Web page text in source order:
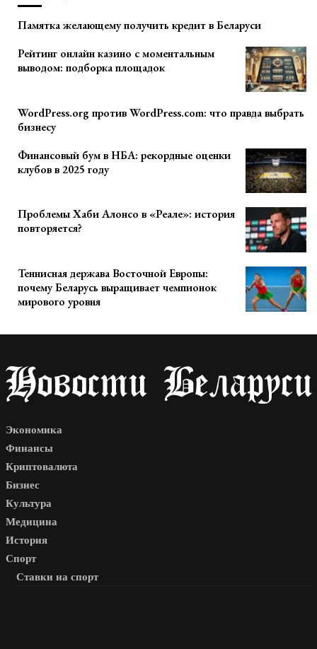
Памятка желающему получить кредит в Беларуси
Рейтинг онлайн казино с моментальным
выводом: подборка площадок
WordPress.org против WordPress.com: что правда выбрать
бизнесу
Финансовый бум в НБА: рекордные оценки
клубов в 2025 году
Проблемы Хаби Алонсо в «Реале»: история
повторяется?
Теннисная держава Восточной Европы:
почему Беларусь выращивает чемпионок
мирового уровня
Экономика
Финансы
Криптовалюта
Бизнес
Культура
Медицина
История
Спорт
Ставки на спорт